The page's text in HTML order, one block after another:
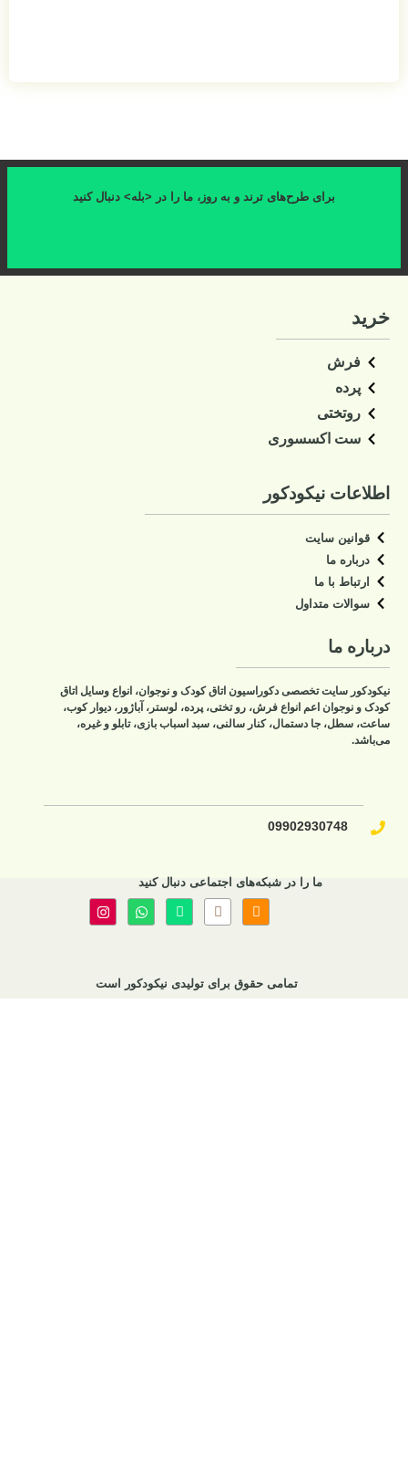
روز، ما را در <بله> دنبال کنید
کودک و نوجوان، انواع وسایل اتاق
پرده، لوستر، آباژور، دیوار کوب،
سبد اسباب بازی، تابلو و غیره،
دنبال کنید
تولیدی نیکودکور است